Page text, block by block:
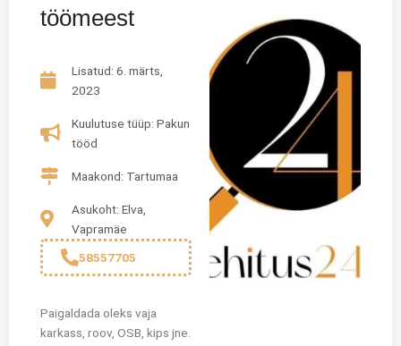
töömeest
Lisatud: 6. märts,
2023
Kuulutuse tüüp: Pakun
tööd
Maakond: Tartumaa
Asukoht: Elva,
Vapramäe
58557705
Paigaldada oleks vaja
karkass, roov, OSB, kips jne.